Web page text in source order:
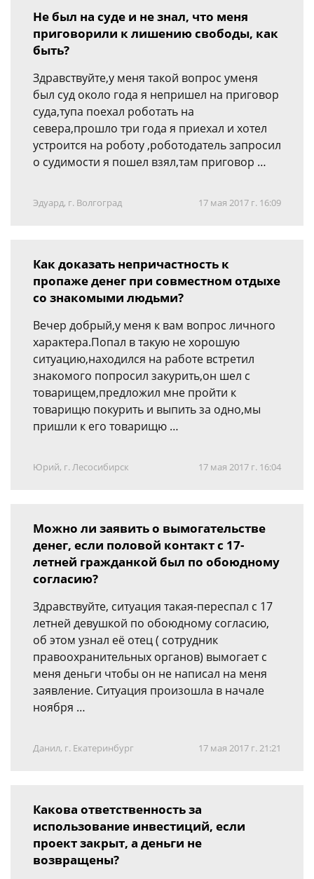
Не был на суде и не знал, что меня
приговорили к лишению свободы, как
быть?
Здравствуйте,у меня такой вопрос уменя
был суд около года я непришел на приговор
суда,тупа поехал роботать на
севера,прошло три года я приехал и хотел
устроится на роботу ,роботодатель запросил
о судимости я пошел взял,там приговор …
Эдуард, г. Волгоград 17 мая 2017 г. 16:09
Как доказать непричастность к
пропаже денег при совместном отдыхе
со знакомыми людьми?
Вечер добрый,у меня к вам вопрос личного
характера.Попал в такую не хорошую
ситуацию,находился на работе встретил
знакомого попросил закурить,он шел с
товарищем,предложил мне пройти к
товарищю покурить и выпить за одно,мы
пришли к его товарищю …
Юрий, г. Лесосибирск 17 мая 2017 г. 16:04
Можно ли заявить о вымогательстве
денег, если половой контакт с 17-
летней гражданкой был по обоюдному
согласию?
Здравствуйте, ситуация такая-переспал с 17
летней девушкой по обоюдному согласию,
об этом узнал её отец ( сотрудник
правоохранительных органов) вымогает с
меня деньги чтобы он не написал на меня
заявление. Ситуация произошла в начале
ноября …
Данил, г. Екатеринбург 17 мая 2017 г. 21:21
Какова ответственность за
использование инвестиций, если
проект закрыт, а деньги не
возвращены?